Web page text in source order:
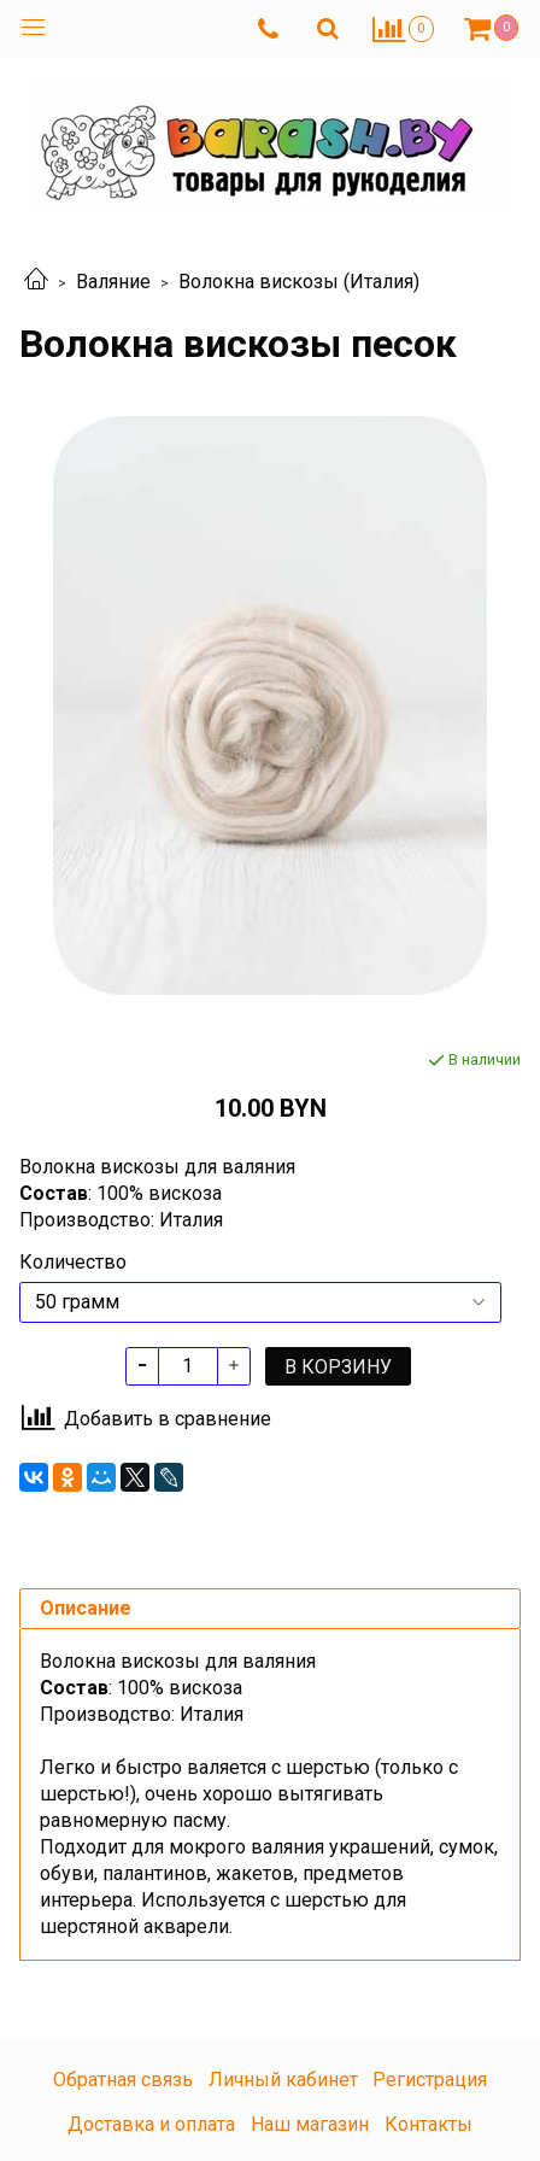
0 0
Валяние Волокна вискозы (Италия)
Волокна вискозы песок
В наличии
10.00 BYN
Волокна вискозы для валяния
Состав: 100% вискоза
Производство: Италия
Количество
В КОРЗИНУ
Добавить в сравнение
Описание
Волокна вискозы для валяния
Состав: 100% вискоза
Производство: Италия
Легко и быстро валяется с шерстью (только с
шерстью!), очень хорошо вытягивать
равномерную пасму.
Подходит для мокрого валяния украшений, сумок,
обуви, палантинов, жакетов, предметов
интерьера. Используется с шерстью для
шерстяной акварели.
Обратная связь Личный кабинет
Регистрация
Доставка и оплата
Наш магазин
Контакты